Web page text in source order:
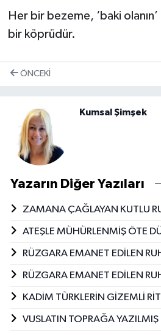
Her bir bezeme, ‘baki
bir köprüdür.
ÖNCEKI
Kumsal Şimşek
Yazarın Diğer Yazıları
ZAMANA ÇAĞLAYAN KUTLU
ATEŞLE MÜHÜRLENMİŞ ÖTE
RÜZGARA EMANET EDİLEN
RÜZGARA EMANET EDİLEN
KADİM TÜRKLERİN GİZEMLİ
VUSLATIN TOPRAĞA YAZILMIŞ